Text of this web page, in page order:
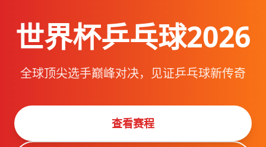
世界杯乒乓球2026
全球顶尖选手巅峰对决，见证乒乓球新传奇
查看赛程